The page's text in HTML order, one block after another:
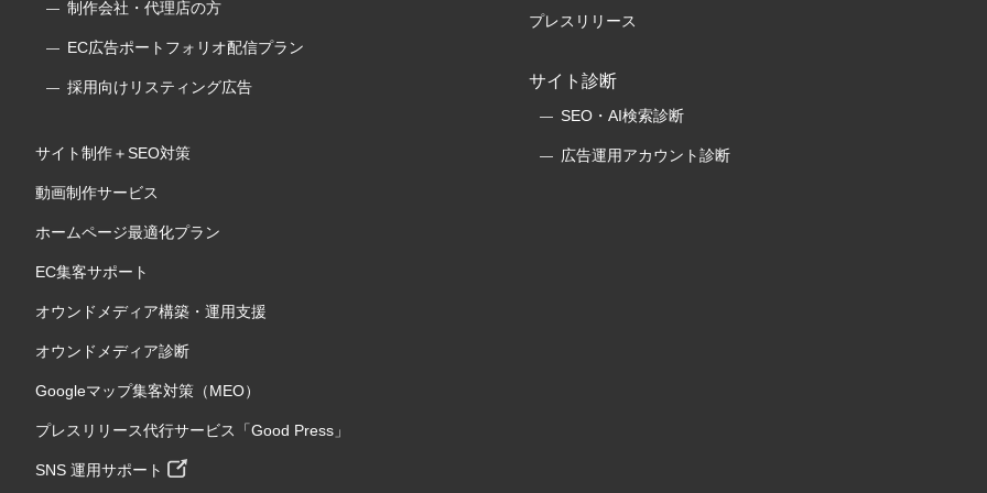
制作会社・代理店の方
EC広告ポートフォリオ配信プラン
採用向けリスティング広告
サイト制作＋SEO対策
動画制作サービス
ホームページ最適化プラン
EC集客サポート
オウンドメディア構築・運用支援
オウンドメディア診断
Googleマップ集客対策（MEO）
プレスリリース代行サービス「Good Press」
SNS 運用サポート
プレスリリース
サイト診断
SEO・AI検索診断
広告運用アカウント診断